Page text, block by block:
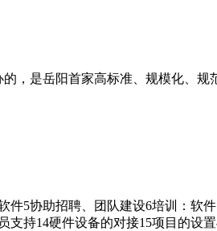
，是岳阳首家高标准、规模化、规
5协助招聘、团队建设6培训：软
持14硬件设备的对接15项目的设